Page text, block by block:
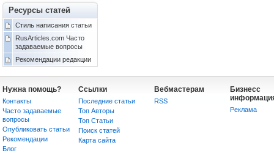
Ресурсы статей
Стиль написания статьи
RusArticles.com Часто
задаваемые вопросы
Рекомендации редакции
Нужна помощь?
Контакты
Часто задаваемые
вопросы
Опубликовать статьи
Рекомендации
Блог
Ссылки
Последние статьи
Топ Авторы
Топ Статьи
Поиск статей
Карта сайта
Вебмастерам
RSS
Бизнесс
Реклама